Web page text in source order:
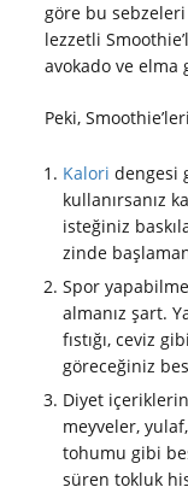
göre bu
lezzetli
avokado ve elma
Peki,
Kaloridengesi
kullanırsanız
isteğiniz
zinde
Spor
almanız şart.
fıstığı, ceviz
göreceğiniz
Diyet
meyveler,
tohumu gibi
süren tokluk